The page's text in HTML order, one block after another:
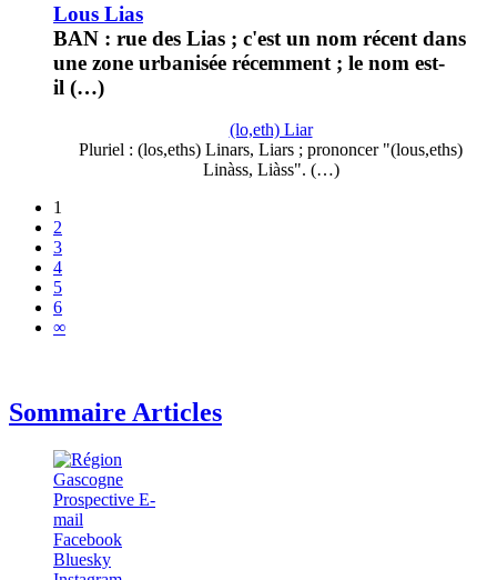
Lous Lias
BAN : rue des Lias ; c'est un nom récent dans
une zone urbanisée récemment ; le nom est-
il (…)
(lo,eth) Liar
Pluriel : (los,eths) Linars, Liars ; prononcer "(lous,eths)
Linàss, Liàss". (…)
1
2
3
4
5
6
∞
Sommaire Articles